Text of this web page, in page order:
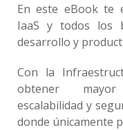
En este eBook te
IaaS y todos los
desarrollo y
Con la
obtener mayor
escalabilidad y
donde únicamente